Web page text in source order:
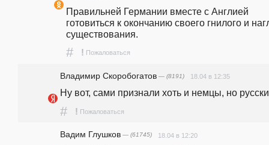
Правильней Германии вместе с Англией
готовиться к окончанию своего гнилого и
существования.
# ! Пожаловаться
Владимир Скоробогатов — (8191) 18.04 в 12:35
Ну вот, сами признали хоть и немцы, но
# ! Пожаловаться
Вадим Глушков — (61745) 18.04 в 12:20